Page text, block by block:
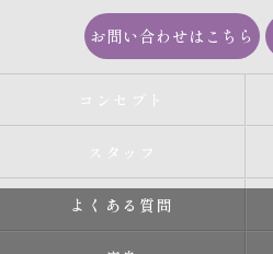
お問い合わせはこちら
コンセプト
スタッフ
よくある質問